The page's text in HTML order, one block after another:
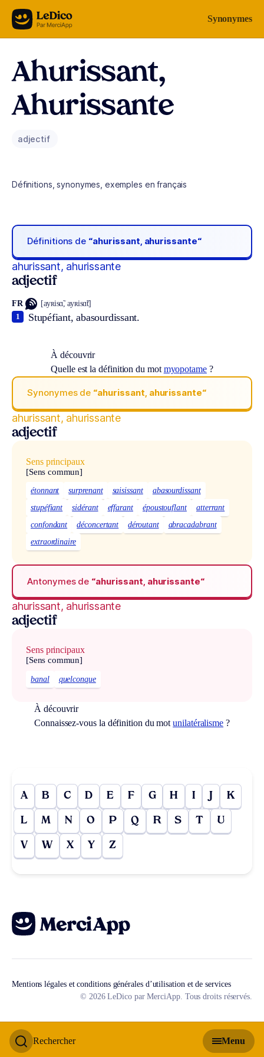
Aller au contenu Synonymes
Rechercher Menu
Ahurissant,
Ahurissante
adjectif
Définitions, synonymes, exemples en français
Définitions de “ahurissant, ahurissante“
ahurissant, ahurissante
adjectif
FR [ayʀisɑ̃, ayʀisɑ̃t]
Stupéfiant, abasourdissant.
1
À découvrir
Quelle est la définition du mot myopotame?
Synonymes de “ahurissant, ahurissante“
ahurissant, ahurissante
adjectif
Sens principaux
[Sens commun]
étonnant surprenant saisissant
abasourdissant
stupéfiant
sidérant effarant époustouflant
atterrant
confondant
déconcertant déroutant
abracadabrant
extraordinaire
Antonymes de “ahurissant, ahurissante“
ahurissant, ahurissante
adjectif
Sens principaux
[Sens commun]
banal quelconque
À découvrir
Connaissez-vous la définition du motunilatéralisme ?
A B C D E F G H I J K
L M N O P Q R S T U
V W X Y Z
Mentions légales et conditions générales d’utilisation et de services
© 2026 LeDico par MerciApp. Tous droits réservés.